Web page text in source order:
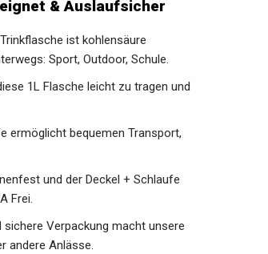
& Auslaufsicher
Trinkflasche ist kohlensäure
Sport, Outdoor, Schule.
1L Flasche leicht zu tragen und
ermöglicht bequemen Transport,
und der Deckel + Schlaufe
Frei.
sichere Verpackung macht unsere
andere Anlässe.